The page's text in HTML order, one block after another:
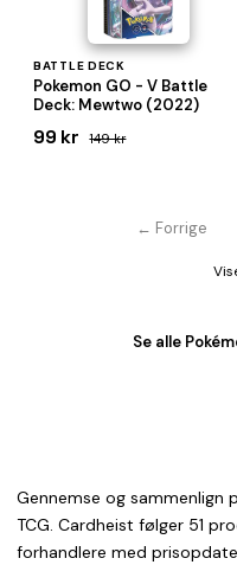
BATTLE DECK
Pokemon GO - V Battle
Deck: Mewtwo (2022)
99 kr 149 kr
← Forrige
Se alle
Gennemse og sammenlign
TCG. Cardheist følger 51
forhandlere med